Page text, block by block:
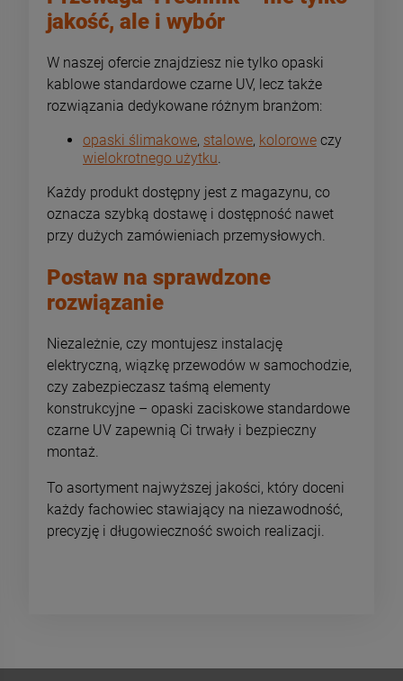
jakość, ale i wybór
W naszej ofercie znajdziesz nie tylko opaski
kablowe standardowe czarne UV, lecz także
rozwiązania dedykowane różnym branżom:
opaski ślimakowe, stalowe, kolorowe czy
wielokrotnego użytku.
Każdy produkt dostępny jest z magazynu, co
oznacza szybką dostawę i dostępność nawet
przy dużych zamówieniach przemysłowych.
Postaw na sprawdzone
rozwiązanie
Niezależnie, czy montujesz instalację
elektryczną, wiązkę przewodów w samochodzie,
czy zabezpieczasz taśmą elementy
konstrukcyjne – opaski zaciskowe standardowe
czarne UV zapewnią Ci trwały i bezpieczny
montaż.
To asortyment najwyższej jakości, który doceni
każdy fachowiec stawiający na niezawodność,
precyzję i długowieczność swoich realizacji.